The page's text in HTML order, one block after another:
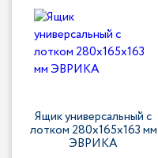
Ящик универсальный с
лотком 280х165х163 мм
ЭВРИКА